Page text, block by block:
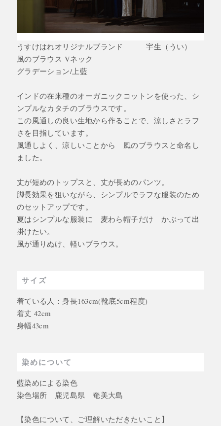
うすけはれオリジナルブランド 宇生（うい）
風のブラウス Vネック
グラデーション/上藍
インドの在来種のオーガニックコットンを使った、シ
ンプルなカタチのブラウスです。
この風通しの良い生地から作ることで、涼しさとラフ
さを目指しています。
風通しよく、涼しいことから 風のブラウスと命名し
ました。
丈が短めのトップスと、丈が長めのパンツ。
脚長効果を狙いながら、シンプルでラフな服装のため
のセットアップです。
夏はシンプルな服装に 麦わら帽子だけ かぶって出
掛けたい。
風が通りぬけ、軽いブラウス。
サイズ
着ている人：身長163cm(靴底5cm程度)
着丈 42cm
身幅43cm
染めについて
藍染めによる染色
染色場所 鹿児島県 奄美大島
【染色について、ご理解いただきたいこと】